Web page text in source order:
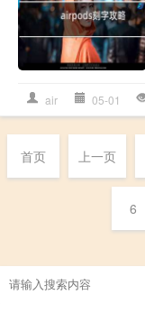
air 05-01
首页 上一页
6